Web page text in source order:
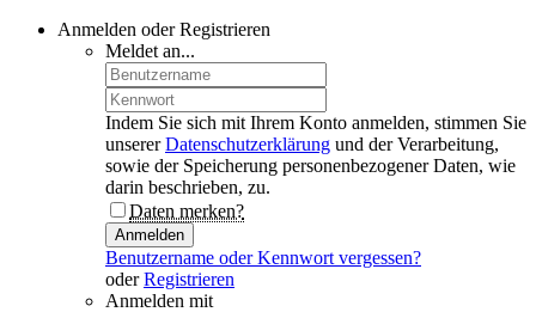
Anmelden oder Registrieren
Meldet an...
Indem Sie sich mit Ihrem Konto anmelden, stimmen Sie
unsererDatenschutzerklärung und der Verarbeitung,
sowie der Speicherung personenbezogener Daten, wie
darin beschrieben, zu.
Daten merken?
Anmelden
Benutzername oder Kennwort vergessen?
oderRegistrieren
Anmelden mit